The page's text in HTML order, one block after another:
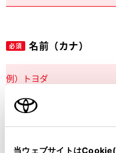
当ウェブサイトはCookie(
必須 名前（カナ）
郵便番号